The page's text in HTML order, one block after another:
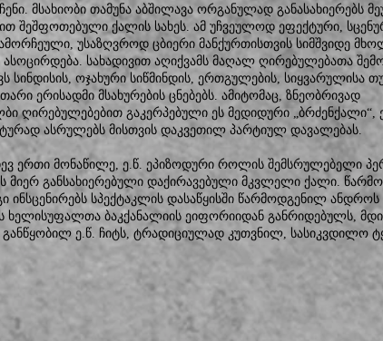
მსახიობი თამუნა აბშილავა ორგანულად განასახიერებს
შეშფოთებული ქალის სახეს. ამ უჩვეულოდ ეფექტური,
უსაზღვროდ ცბიერი მანქურთისთვის სიმშვიდე
სახადივით აღიქვამს მაღალ ღირებულებათა
სინდისის, ოჯახური სიწმინდის, ერთგულების, სიყვარულისა
ერისადმი მსახურების ცნებებს. ამიტომაც, ზნეობრივად
ღირებულებებით გაკერპებული ეს მედიდური „ბრძენქალი“,
ასრულებს მისთვის დაკვეთილ პარტიულ დავალებას.
ერთი მონაწილე, ე.წ. ეპიზოდური როლის შემსრულებელი
მიერ განსახიერებული დაქირავებული მკვლელი ქალი.
ინსცენირებს სპექტაკლის დასაწყისში წარმოდგენილ ანდროს
ხელისუფალთა ბაკქანალიის ეიფორიიდან განრიდებულს,
განწყობილ ე.წ. ჩიტს, ტრადიციულად კუთვნილ, სასიკვდილო